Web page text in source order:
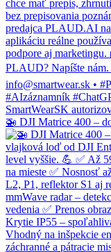
🚁 DJI Matrice 400 –